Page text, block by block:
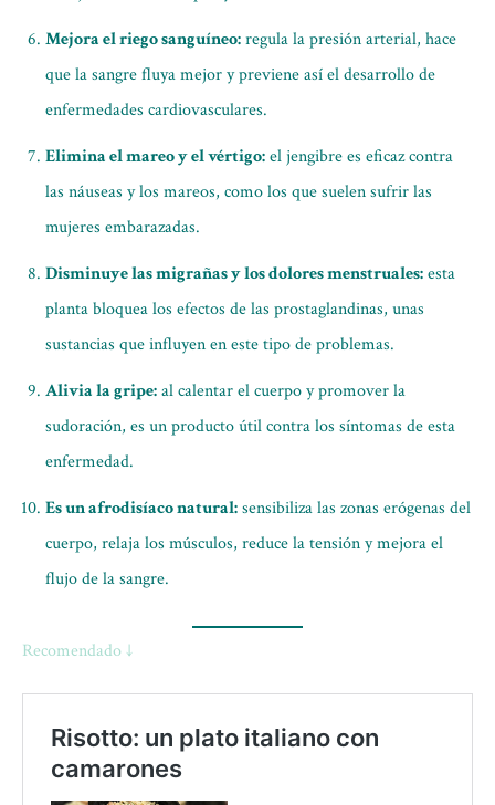
Mejora el riego sanguíneo:regula la presión arterial, hace
que la sangre fluya mejor y previene así el desarrollo de
enfermedades cardiovasculares.
Elimina el mareo y el vértigo:el jengibre es eficaz contra
las náuseas y los mareos, como los que suelen sufrir las
mujeres embarazadas.
Disminuye las migrañas y los dolores menstruales:esta
planta bloquea los efectos de las prostaglandinas, unas
sustancias que influyen en este tipo de problemas.
Alivia la gripe:al calentar el cuerpo y promover la
sudoración, es un producto útil contra los síntomas de esta
enfermedad.
Es un afrodisíaco natural:sensibiliza las zonas erógenas del
cuerpo, relaja los músculos, reduce la tensión y mejora el
flujo de la sangre.
Recomendado ↓